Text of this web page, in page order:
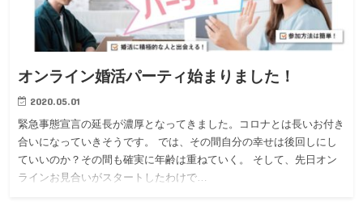
オンライン婚活パーティ始まりました！
2020.05.01
緊急事態宣言の延長が濃厚となってきました。コロナとは長いお付き
合いになっていきそうです。 では、その間自分の幸せは後回しにし
ていいのか？その間も確実に年齢は重ねていく。 そして、先日オン
ラインお見合いがスタートしたわけで…